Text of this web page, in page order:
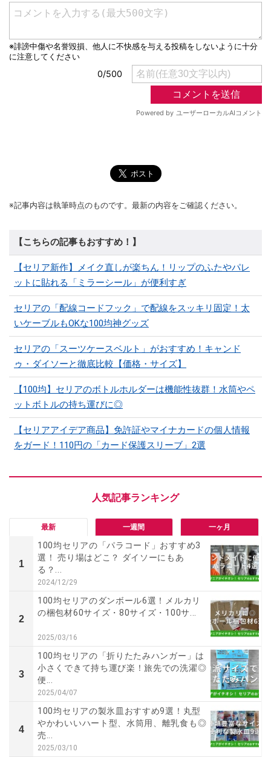
※記事内容は執筆時点のものです。最新の内容をご確認ください。
【こちらの記事もおすすめ！】
【セリア新作】メイク直しが楽ちん！リップのふたやパレ
ットに貼れる「ミラーシール」が便利すぎ
セリアの「配線コードフック」で配線をスッキリ固定！太
いケーブルもOKな100均神グッズ
セリアの「スーツケースベルト」がおすすめ！キャンド
ゥ・ダイソーと徹底比較【価格・サイズ】
【100均】セリアのボトルホルダーは機能性抜群！水筒やペ
ットボトルの持ち運びに◎
【セリアアイデア商品】免許証やマイナカードの個人情報
をガード！110円の「カード保護スリーブ」2選
最新 一週間 一ヶ月
1
100均セリアの「パラコード」おすすめ3
選！ 売り場はどこ？ ダイソーにもあ
る？...
2024/12/29
2
100均セリアのダンボール6選！メルカリ
の梱包材60サイズ・80サイズ・100サ...
2025/03/16
3
100均セリアの「折りたたみハンガー」は
小さくできて持ち運び楽！旅先での洗濯◎
便...
2025/04/07
4
100均セリアの製氷皿おすすめ9選！丸型
やかわいいハート型、水筒用、離乳食も◎
売...
2025/03/10